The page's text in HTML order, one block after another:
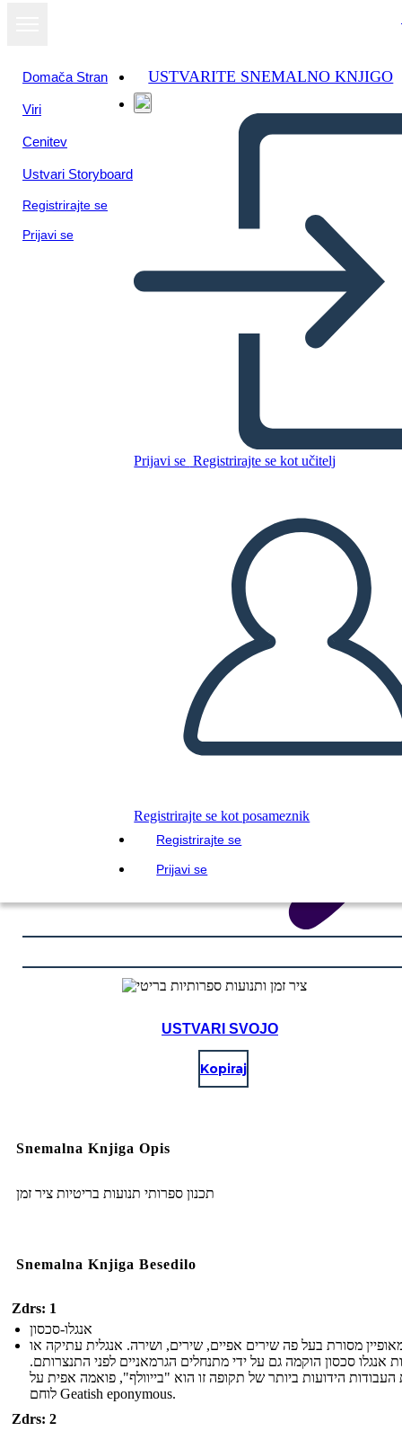
Domača Stran
Viri
Cenitev
Ustvari Storyboard
Registrirajte se
Prijavi se
USTVARITE SNEMALNO KNJIGO
Prijavi se Registrirajte se kot učitelj
Registrirajte se kot posameznik
Registrirajte se
Prijavi se
Kopirajte to snemalno knjigo
PREDVAJANJE DIAPROJEKCIJE
PREBERI MI
USTVARI SVOJO
Kopiraj
Snemalna Knjiga Opis
תכנון ספרותי תנועות בריטיות ציר זמן
Snemalna Knjiga Besedilo
Zdrs: 1
אנגלו-סכסון
מסורת בעל פה שירים אפיים, שירים, ושירה. אנגלית עתיקה או
אנגלו סכסון הוקמה גם על ידי מתנחלים הגרמאניים לפני התנצרותם.
הידועות ביותר של תקופה זו הוא "בייוולף", פואמה אפית על
לוחם Geatish eponymous.
Zdrs: 2